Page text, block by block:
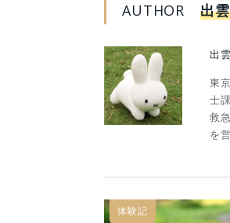
AUTHOR 出
出
東
士
救
を
体験記